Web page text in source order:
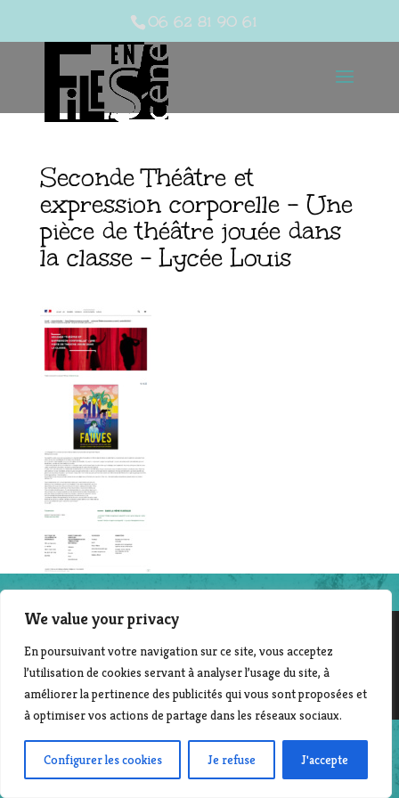
We value your privacy
En poursuivant votre navigation sur ce site, vous acceptez
l’utilisation de cookies servant à analyser l’usage du site, à
améliorer la pertinence des publicités qui vous sont proposées et
à optimiser vos actions de partage dans les réseaux sociaux.
Configurer les cookies Je refuse J'accepte
06 62 81 90 61
Seconde Théâtre et
expression corporelle – Une
pièce de théâtre jouée dans
la classe – Lycée Louis
©2014-2025 File en scène - Contact :Laurent Beyer
| Création & développement : Corinne Morvan
www.pro-file-design.com